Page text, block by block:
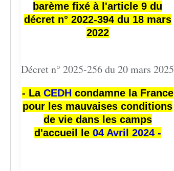
barème fixé à l'article 9 du
décret n° 2022-394 du 18 mars
2022
Décret n° 2025-256 du 20 mars 2025
- La CEDHcondamne la France
pour les mauvaises conditions
de vie dans les camps
d'accueil le 04 Avril 2024 -